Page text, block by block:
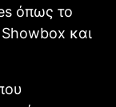
όπως το
και